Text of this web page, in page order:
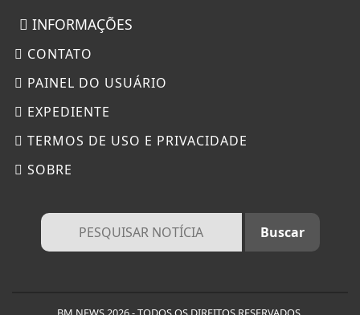
INFORMAÇÕES
CONTATO
PAINEL DO USUÁRIO
EXPEDIENTE
TERMOS DE USO E PRIVACIDADE
SOBRE
Termos de Uso e Privacidade
Esse site utiliza cookies para melhorar sua